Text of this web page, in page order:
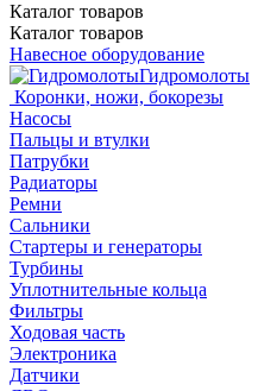
Каталог товаров
Каталог товаров
Навесное оборудование
Гидромолоты
Коронки, ножи, бокорезы
Насосы
Пальцы и втулки
Патрубки
Радиаторы
Ремни
Сальники
Стартеры и генераторы
Турбины
Уплотнительные кольца
Фильтры
Ходовая часть
Электроника
Датчики